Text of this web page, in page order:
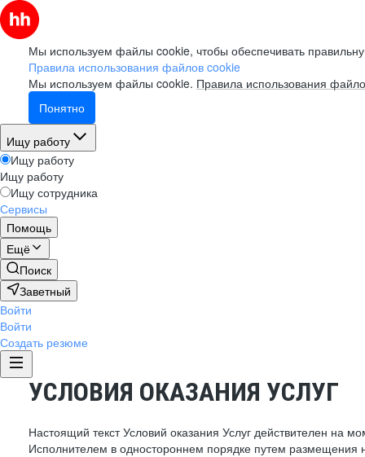
Мы используем файлы cookie, чтобы обеспечивать
Правила использования файлов cookie
Мы используем файлы cookie. Правила использования
Понятно
Ищу работу
Ищу работу
Ищу работу
Ищу сотрудника
Сервисы
Помощь
Ещё
Поиск
Заветный
Войти
Войти
Создать резюме
УСЛОВИЯ ОКАЗАНИЯ УСЛУГ
Настоящий текст Условий оказания Услуг действителен на
Исполнителем в одностороннем порядке путем размещения